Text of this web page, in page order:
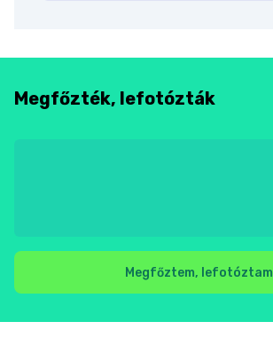
Megfőzték, lefotózták
Megfőztem, lefotóztam